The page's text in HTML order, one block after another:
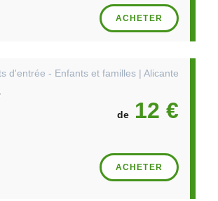
ACHETER
d'entrée - Enfants et familles | Alicante
de 12 €
ACHETER